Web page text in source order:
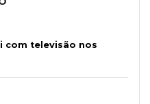
com televisão nos